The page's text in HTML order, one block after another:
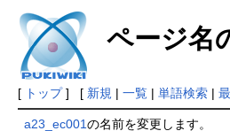
ページ名
[ トップ] [ 新規 | 一覧| 単語検索|
a23_ec001の名前を変更します。